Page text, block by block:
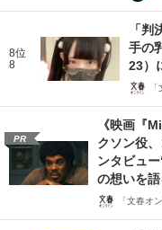
8位
8
「
手の
23）
PR
《映画『
クソン役
ンタビュ
の想いを語
「文春オ